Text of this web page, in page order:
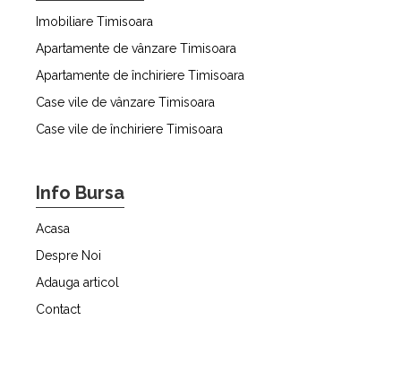
Imobiliare Timisoara
Apartamente de vânzare Timisoara
Apartamente de închiriere Timisoara
Case vile de vânzare Timisoara
Case vile de închiriere Timisoara
Info Bursa
Acasa
Despre Noi
Adauga articol
Contact